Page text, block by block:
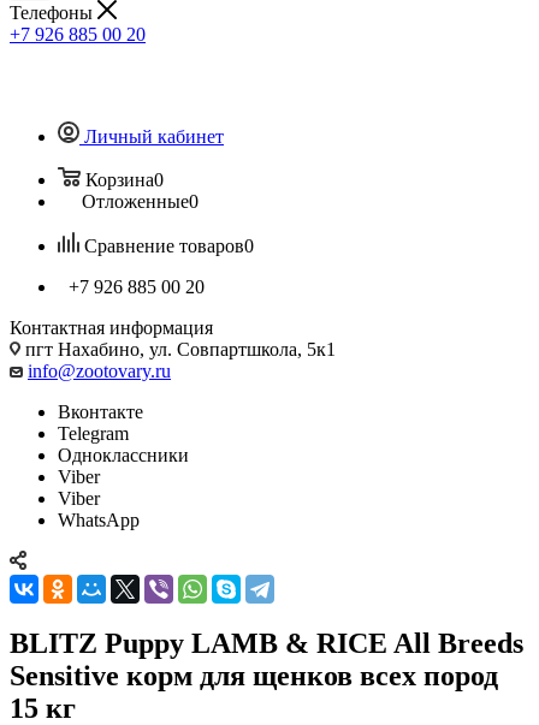
Телефоны
+7 926 885 00 20
Личный кабинет
Корзина0
Отложенные0
Сравнение товаров0
+7 926 885 00 20
Контактная информация
пгт Нахабино, ул. Совпартшкола, 5к1
info@zootovary.ru
Вконтакте
Telegram
Одноклассники
Viber
Viber
WhatsApp
BLITZ Puppy LAMB & RICE All Breeds
Sensitive корм для щенков всех пород
15 кг